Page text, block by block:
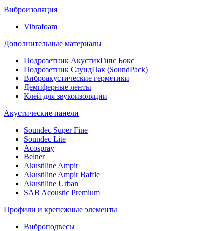
Виброизоляция
Vibrafoam
Дополнительные материалы
Подрозетник АкустикГипс Бокс
Подрозетник СаундПак (SoundPack)
Виброакустические герметики
Демпферные ленты
Клей для звукоизоляции
Акустические панели
Soundec Super Fine
Soundec Lite
Acospray
Belner
Akustiline Ampir
Akustiline Ampir Baffle
Akustiline Urban
SAB Acoustic Premium
Профили и крепежные элементы
Виброподвесы